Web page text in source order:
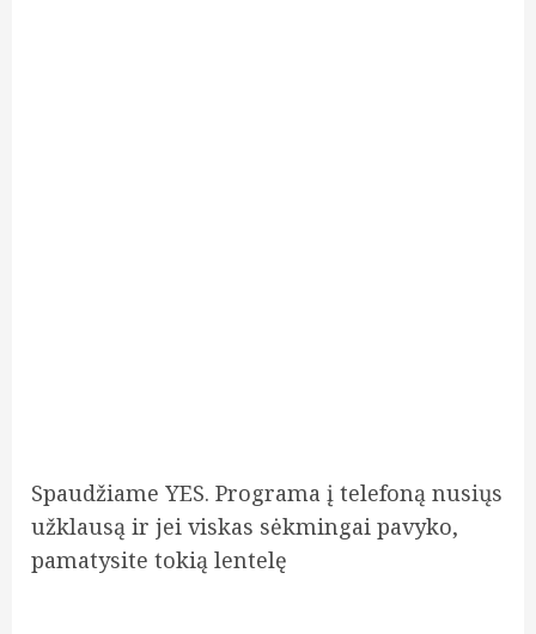
Spaudžiame YES. Programa į telefoną nusiųs
užklausą ir jei viskas sėkmingai pavyko,
pamatysite tokią lentelę